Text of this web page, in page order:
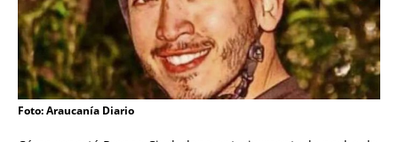
Foto: Araucanía Diario